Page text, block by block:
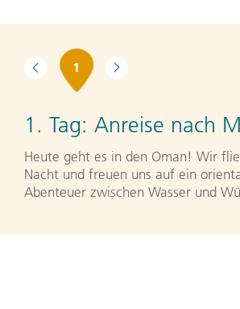
1
1. Tag: Anreise nach
Heute geht es in den Oman! Wir
Nacht und freuen uns auf ein
Abenteuer zwischen Wasser und